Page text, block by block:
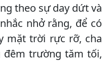
theo sự day dứt và
nhở rằng, để có
mặt trời rực rỡ, cha
đêm trường tăm tối,